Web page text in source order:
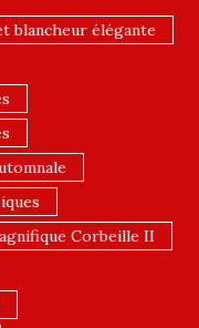
blancheur élégante
Corbeille II